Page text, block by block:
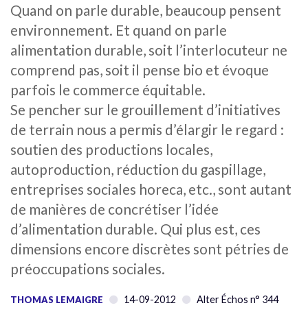
Quand on parle durable, beaucoup pensent
environnement. Et quand on parle
alimentation durable, soit l’interlocuteur ne
comprend pas, soit il pense bio et évoque
parfois le commerce équitable.
Se pencher sur le grouillement d’initiatives
de terrain nous a permis d’élargir le regard :
soutien des productions locales,
autoproduction, réduction du gaspillage,
entreprises sociales horeca, etc., sont autant
de manières de concrétiser l’idée
d’alimentation durable. Qui plus est, ces
dimensions encore discrètes sont pétries de
préoccupations sociales.
THOMAS LEMAIGRE 14-09-2012 Alter Échos n° 344